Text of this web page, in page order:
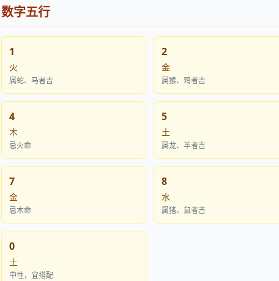
数字五行
1
火
属蛇、马者吉
2
金
属猴、鸡者吉
4
木
忌火命
5
土
属龙、羊者吉
7
金
忌木命
8
水
属猪、鼠者吉
0
土
中性，宜搭配